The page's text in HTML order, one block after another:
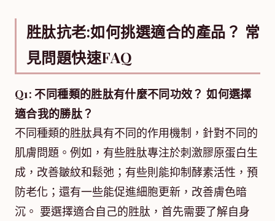
胜肽抗老:如何挑選適合的產品？ 常
見問題快速FAQ
Q1: 不同種類的胜肽有什麼不同功效？ 如何選擇
適合我的勝肽？
不同種類的胜肽具有不同的作用機制，針對不同的
肌膚問題。例如，有些胜肽專注於刺激膠原蛋白生
成，改善皺紋和鬆弛；有些則能抑制酵素活性，預
防老化；還有一些能促進細胞更新，改善膚色暗
沉。 要選擇適合自己的胜肽，首先需要了解自身